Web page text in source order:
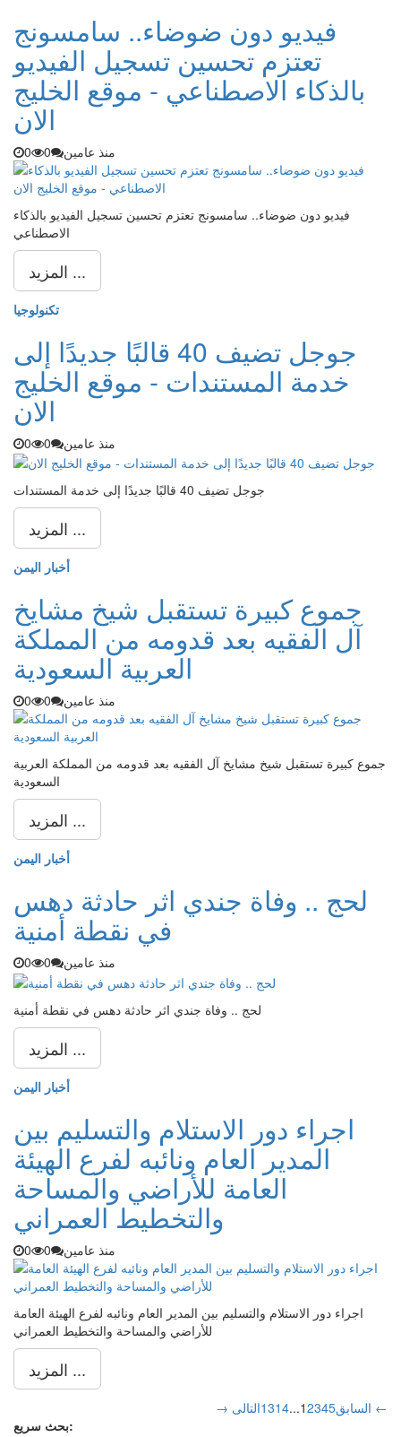
فيديو دون ضوضاء.. سامسونج
تعتزم تحسين تسجيل الفيديو
بالذكاء الاصطناعي - موقع الخليج
الان
منذ عامين 0
0
فيديو دون ضوضاء.. سامسونج تعتزم تحسين تسجيل الفيديو بالذكاء
الاصطناعي
المزيد ...
تكنولوجيا
جوجل تضيف 40 قالبًا جديدًا إلى
خدمة المستندات - موقع الخليج
الان
منذ عامين 0
0
جوجل تضيف 40 قالبًا جديدًا إلى خدمة المستندات
المزيد ...
أخبار اليمن
جموع كبيرة تستقبل شيخ مشايخ
آل الفقيه بعد قدومه من المملكة
العربية السعودية
منذ عامين 0
0
جموع كبيرة تستقبل شيخ مشايخ آل الفقيه بعد قدومه من المملكة العربية
السعودية
المزيد ...
أخبار اليمن
لحج .. وفاة جندي اثر حادثة دهس
في نقطة أمنية
منذ عامين 0
0
لحج .. وفاة جندي اثر حادثة دهس في نقطة أمنية
المزيد ...
أخبار اليمن
اجراء دور الاستلام والتسليم بين
المدير العام ونائبه لفرع الهيئة
العامة للأراضي والمساحة
والتخطيط العمراني
منذ عامين 0
0
اجراء دور الاستلام والتسليم بين المدير العام ونائبه لفرع الهيئة العامة
للأراضي والمساحة والتخطيط العمراني
المزيد ...
→ السابق 12345
...
1314
التالى ←
بحث سريع: